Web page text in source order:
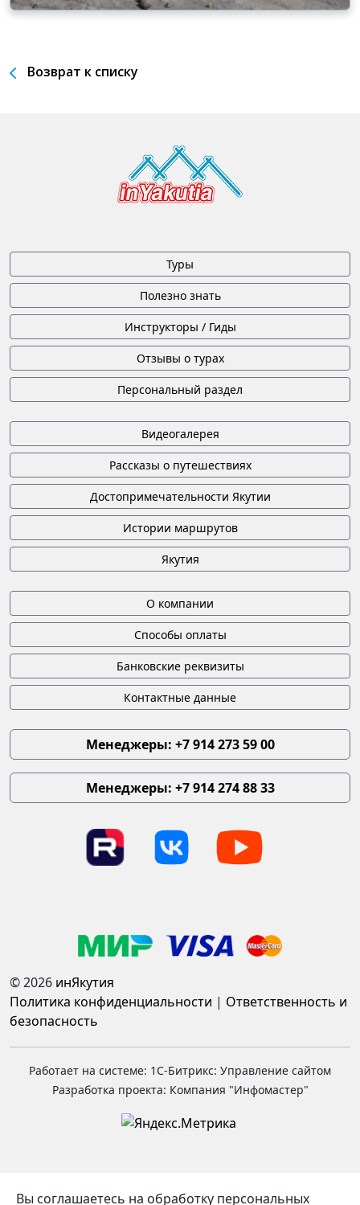
Возврат к списку
Туры
Полезно знать
Инструкторы / Гиды
Отзывы о турах
Персональный раздел
Видеогалерея
Рассказы о путешествиях
Достопримечательности Якутии
Истории маршрутов
Якутия
О компании
Способы оплаты
Банковские реквизиты
Контактные данные
Менеджеры: +7 914 273 59 00
Менеджеры: +7 914 274 88 33
© 2026 инЯкутия
Политика конфиденциальности | Ответственность и
безопасность
Работает на системе: 1С-Битрикс: Управление сайтом
Разработка проекта: Компания "Инфомастер"
Вы соглашаетесь на обработку персональных